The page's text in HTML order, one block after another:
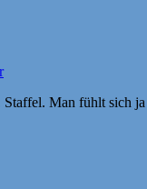
Man fühlt sich